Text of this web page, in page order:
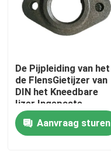
Huis
De Pijpleiding van het
de FlensGietijzer van
DIN het Kneedbare
Ijzer Ingepaste
Verbinden
Aanvraag sturen